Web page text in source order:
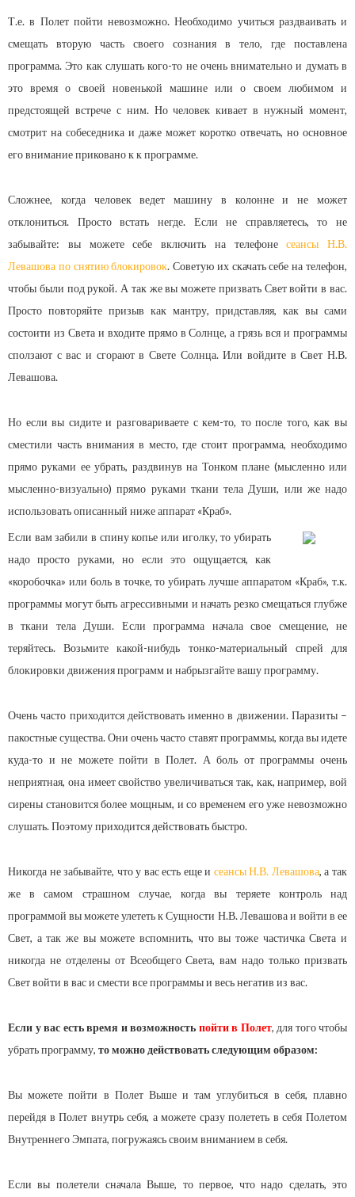
Т.е. в Полет пойти невозможно. Необходимо учиться раздваивать и
смещать вторую часть своего сознания в тело, где поставлена
программа. Это как слушать кого-то не очень внимательно и думать в
это время о своей новенькой машине или о своем любимом и
предстоящей встрече с ним. Но человек кивает в нужный момент,
смотрит на собеседника и даже может коротко отвечать, но основное
его внимание приковано к к программе.
Сложнее, когда человек ведет машину в колонне и не может
отклониться. Просто встать негде. Если не справляетесь, то не
забывайте: вы можете себе включить на телефонесеансы Н.В.
Левашова по снятию блокировок. Советую их скачать себе на телефон,
чтобы были под рукой. А так же вы можете призвать Свет войти в вас.
Просто повторяйте призыв как мантру, придставляя, как вы сами
состоити из Света и входите прямо в Солнце, а грязь вся и программы
сползают с вас и сгорают в Свете Солнца. Или войдите в Свет Н.В.
Левашова.
Но если вы сидите и разговариваете с кем-то, то после того, как вы
сместили часть внимания в место, где стоит программа, необходимо
прямо руками ее убрать, раздвинув на Тонком плане (мысленно или
мысленно-визуально) прямо руками ткани тела Души, или же надо
использовать описанный ниже аппарат «Краб».
Если вам забили в спину копье или иголку, то убирать
надо просто руками, но если это ощущается, как
«коробочка» или боль в точке, то убирать лучше аппаратом «Краб», т.к.
программы могут быть агрессивными и начать резко смещаться глубже
в ткани тела Души. Если программа начала свое смещение, не
теряйтесь. Возьмите какой-нибудь тонко-материальный спрей для
блокировки движения программ и набрызгайте вашу программу.
Очень часто приходится действовать именно в движении. Паразиты –
пакостные существа. Они очень часто ставят программы, когда вы идете
куда-то и не можете пойти в Полет. А боль от программы очень
неприятная, она имеет свойство увеличиваться так, как, например, вой
сирены становится более мощным, и со временем его уже невозможно
слушать. Поэтому приходится действовать быстро.
Никогда не забывайте, что у вас есть еще и сеансы Н.В. Левашова, а так
же в самом страшном случае, когда вы теряете контроль над
программой вы можете улететь к Сущности Н.В. Левашова и войти в ее
Свет, а так же вы можете вспомнить, что вы тоже частичка Света и
никогда не отделены от Всеобщего Света, вам надо только призвать
Свет войти в вас и смести все программы и весь негатив из вас.
Если у вас есть время и возможность пойти в Полет, для того чтобы
убрать программу, то можно действовать следующим образом:
Вы можете пойти в Полет Выше и там углубиться в себя, плавно
перейдя в Полет внутрь себя, а можете сразу полететь в себя Полетом
Внутреннего Эмпата, погружаясь своим вниманием в себя.
Если вы полетели сначала Выше, то первое, что надо сделать, это